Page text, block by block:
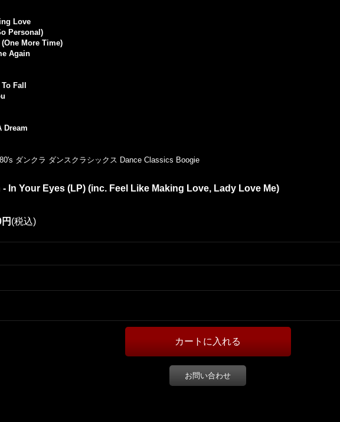
Love
Personal)
More Time)
Again
Fall
Dream
ダンクラ ダンスクラシックス Dance Classics Boogie
In Your Eyes (LP) (inc. Feel Like Making Love, Lady Love Me)
(税込)
お問い合わせ